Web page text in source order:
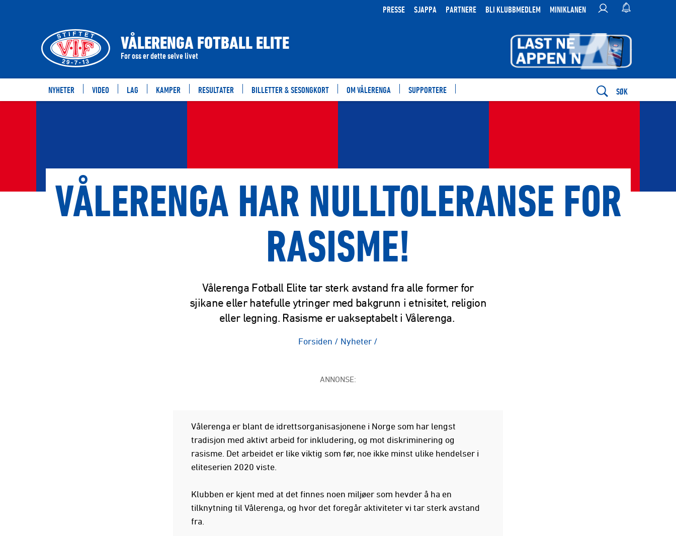
PRESSE SJAPPA PARTNERE BLI KLUBBMEDLEM MINIKLANEN
VÅLERENGA FOTBALL ELITE
For oss er dette selve livet
NYHETER VIDEO LAG KAMPER RESULTATER BILLETTER & SESONGKORT OM VÅLERENGA SUPPORTERE SØK
VÅLERENGA HAR NULLTOLERANSE FOR
RASISME!
Vålerenga Fotball Elite tar sterk avstand fra alle former for
sjikane eller hatefulle ytringer med bakgrunn i etnisitet, religion
eller legning. Rasisme er uakseptabelt i Vålerenga.
Forsiden / Nyheter /
ANNONSE:
Vålerenga er blant de idrettsorganisasjonene i Norge som har lengst
tradisjon med aktivt arbeid for inkludering, og mot diskriminering og
rasisme. Det arbeidet er like viktig som før, noe ikke minst ulike hendelser i
eliteserien 2020 viste.
Klubben er kjent med at det finnes noen miljøer som hevder å ha en
tilknytning til Vålerenga, og hvor det foregår aktiviteter vi tar sterk avstand
fra.